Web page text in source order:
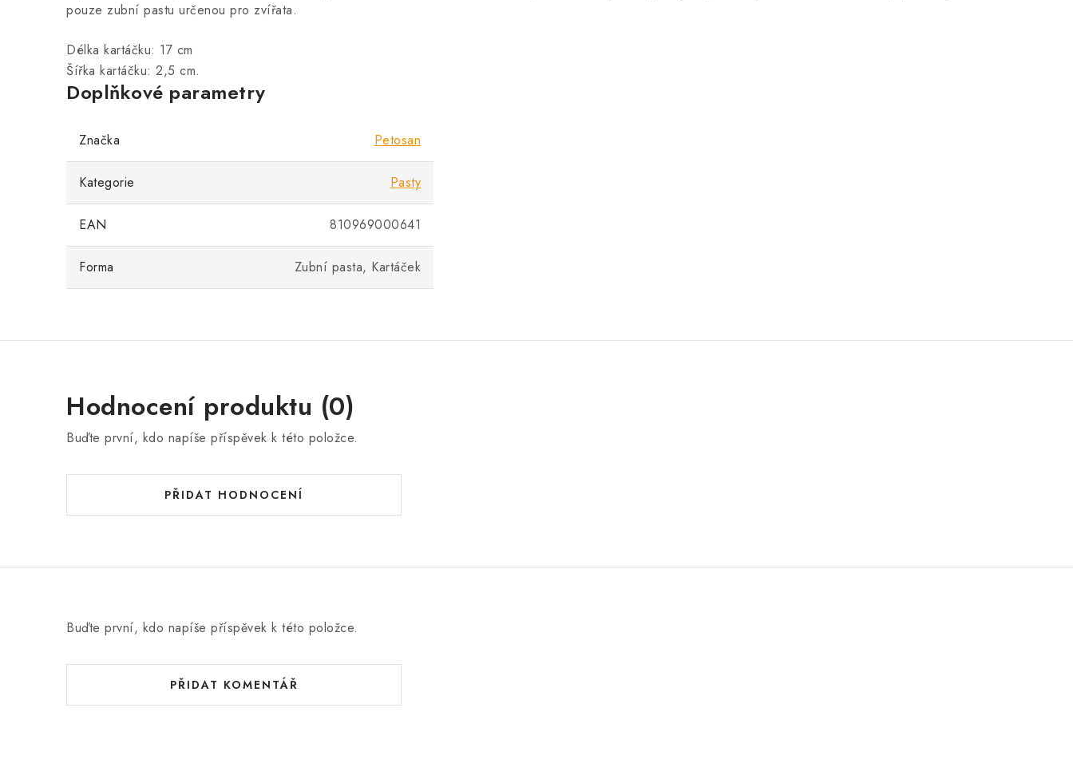
pouze zubní pastu určenou pro zvířata.
Délka kartáčku: 17 cm
Šířka kartáčku: 2,5 cm.
Doplňkové parametry
Značka Petosan
Kategorie Pasty
EAN 810969000641
Forma Zubní pasta, Kartáček
Hodnocení produktu (0)
Buďte první, kdo napíše příspěvek k této položce.
PŘIDAT HODNOCENÍ
Buďte první, kdo napíše příspěvek k této položce.
PŘIDAT KOMENTÁŘ